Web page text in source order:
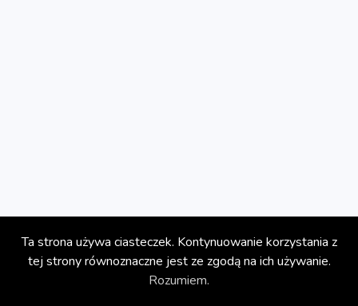
Ta strona używa ciasteczek. Kontynuowanie korzystania z
tej strony równoznaczne jest ze zgodą na ich używanie.
Rozumiem.
Prawa Autorskie © circoola.com 2026
Polityka Prywatności